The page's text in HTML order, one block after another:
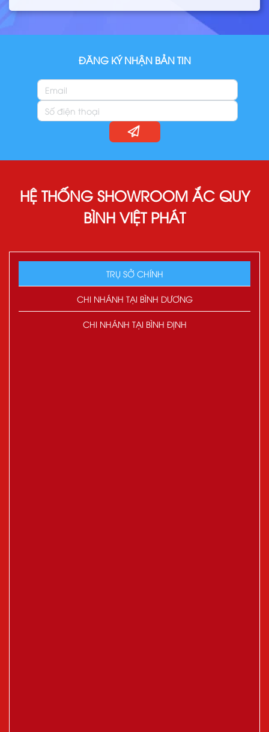
ĐĂNG KÝ NHẬN BẢN TIN
HỆ THỐNG SHOWROOM ẮC QUY
BÌNH VIỆT PHÁT
TRỤ SỞ CHÍNH
CHI NHÁNH TẠI BÌNH DƯƠNG
CHI NHÁNH TẠI BÌNH ĐỊNH